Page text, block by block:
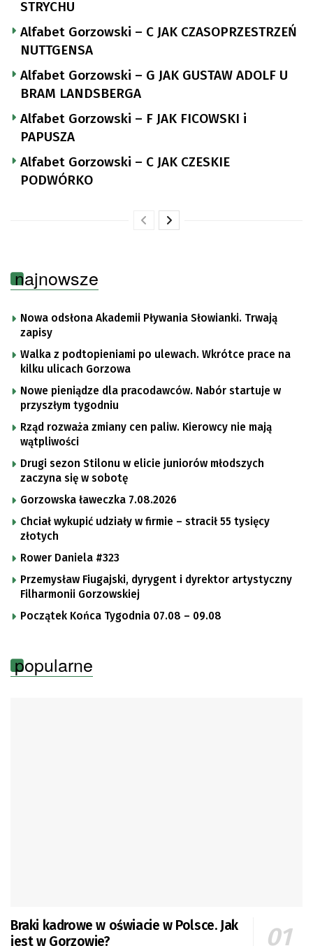
STRYCHU
Alfabet Gorzowski – C JAK CZASOPRZESTRZEŃ
NUTTGENSA
Alfabet Gorzowski – G JAK GUSTAW ADOLF U
BRAM LANDSBERGA
Alfabet Gorzowski – F JAK FICOWSKI i
PAPUSZA
Alfabet Gorzowski – C JAK CZESKIE
PODWÓRKO
najnowsze
Nowa odsłona Akademii Pływania Słowianki. Trwają
zapisy
Walka z podtopieniami po ulewach. Wkrótce prace na
kilku ulicach Gorzowa
Nowe pieniądze dla pracodawców. Nabór startuje w
przyszłym tygodniu
Rząd rozważa zmiany cen paliw. Kierowcy nie mają
wątpliwości
Drugi sezon Stilonu w elicie juniorów młodszych
zaczyna się w sobotę
Gorzowska ławeczka 7.08.2026
Chciał wykupić udziały w firmie – stracił 55 tysięcy
złotych
Rower Daniela #323
Przemysław Fiugajski, dyrygent i dyrektor artystyczny
Filharmonii Gorzowskiej
Początek Końca Tygodnia 07.08 – 09.08
popularne
Braki kadrowe w oświacie w Polsce. Jak
jest w Gorzowie?